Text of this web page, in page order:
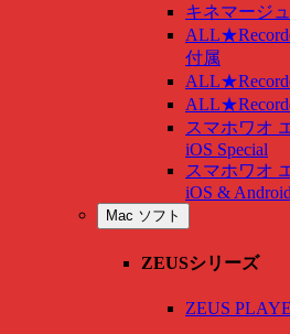
キネマージ
付属
スマホワオ
iOS Special
スマホワオ
iOS & Android
Mac ソフト
ZEUSシリーズ
ZEUS